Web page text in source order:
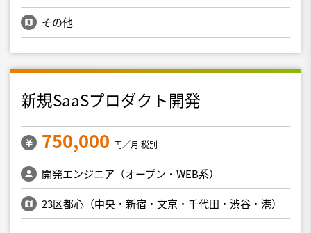
その他
新規SaaSプロダクト開発
750,000 円／月 税別
開発エンジニア（オープン・WEB系）
23区都心（中央・新宿・文京・千代田・渋谷・港）